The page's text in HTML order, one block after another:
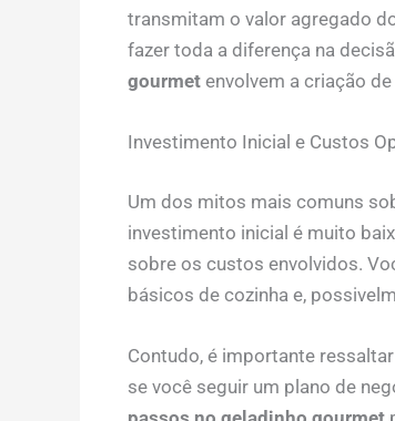
transmitam o valor agregado
fazer toda a diferença na
gourmetenvolvem a criação
Investimento Inicial e Custos
Um dos mitos mais comuns
investimento inicial é muito
sobre os custos envolvidos.
básicos de cozinha e,
Contudo, é importante
se você seguir um plano de